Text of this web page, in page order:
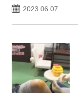
2023.06.07